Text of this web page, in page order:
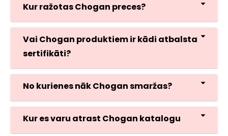
Kur ražotas Chogan preces?
Vai Chogan produktiem ir kādi atbalsta
sertifikāti?
No kurienes nāk Chogan smaržas?
Kur es varu atrast Chogan katalogu